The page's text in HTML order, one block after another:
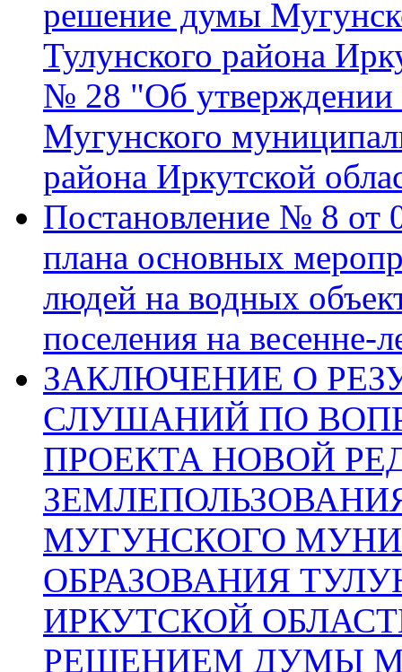
решение думы
Тулунского района
№ 28 "Об утверждении
Мугунского
района Иркутской
Постановление № 8 от
плана основных
людей на водных
поселения на весенне-
ЗАКЛЮЧЕНИЕ О
СЛУШАНИЙ ПО
ПРОЕКТА НОВОЙ
МУГУНСКОГО
ОБРАЗОВАНИЯ
ИРКУТСКОЙ
РЕШЕНИЕМ ДУМЫ